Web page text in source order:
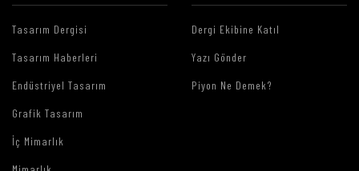
Tasarım Dergisi
Tasarım Haberleri
Endüstriyel Tasarım
Grafik Tasarım
İç Mimarlık
Dergi Ekibine Katıl
Yazı Gönder
Piyon Ne Demek?